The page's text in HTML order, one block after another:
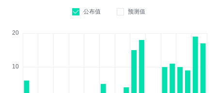
公布值 预测值